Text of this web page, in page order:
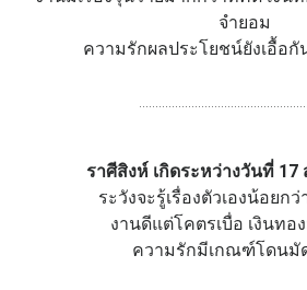
จำยอม
ความรักผลประโยชน์ยังเอื้อ
ราศีสิงห์ เกิดระหว่างวันที่ 17
ระวังจะรู้เรื่องตัวเองน้อยก
งานดีแต่โคตรเบื่อ เงินทอ
ความรักมีเกณฑ์โดนมั